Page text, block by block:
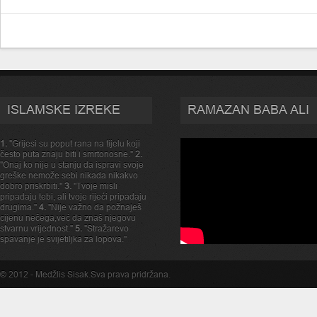
ISLAMSKE IZREKE
1. "Grijesi su poput rana na tijelu koji
često puta znaju biti i smrtonosne." 2.
"Onaj ko nije u stanju da ispravi svoje
greške nemože sebi nikada nikakvo
dobro priskrbiti." 3. "Tvoje misli
pripadaju tebi, ali tvoje rijeći pripadaju
drugima." 4. "Nije važno da požnaješ
cijenu nečega,već da znaš njegovu
stvarnu vrijednost." 5. "Stražarevo
spavanje je svijetiljka za lopova."
RAMAZAN BABA ALI
© 2012 - Medžlis Sisak.Sva prava pridržana.